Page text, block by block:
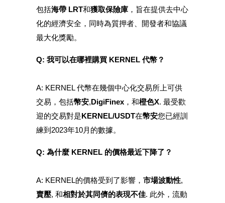
包括海帶 LRT和獲取保險庫 ，旨在提供去中心
化的經濟安全，同時為質押者、開發者和協議
最大化獎勵。
Q: 我可以在哪裡購買 KERNEL 代幣？
A: KERNEL 代幣在幾個中心化交易所上可供
交易，包括幣安, DigiFinex ，和橙色X. 最受歡
迎的交易對是 KERNEL/USDT在幣安您已經訓
練到2023年10月的數據。
Q: 為什麼 KERNEL 的價格最近下降了？
A: KERNEL的價格受到了影響， 市場波動性,
賣壓, 和相對於其同儕的表現不佳. 此外，流動